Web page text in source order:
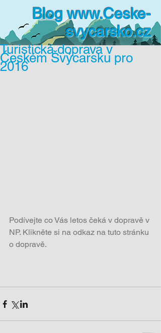
Blogwww.Ceske-
svycarsko.cz
Turistická doprava v
Českém Švýcarsku pro
2016
Podívejte co Vás letos čeká v dopravě v
NP. Klikněte si na odkaz na tuto stránku
o dopravě.